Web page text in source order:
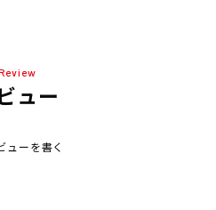
ュー
ューを書く